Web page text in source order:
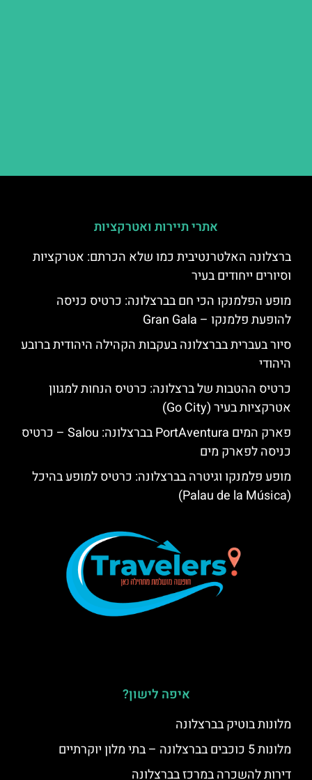
אתרי תיירות ואטרקציות
ברצלונה האלטרנטיבית כמו שלא הכרתם: אטרקציות
וסיורים ייחודים בעיר
מופע הפלמנקו הכי חם בברצלונה: כרטיס כניסה
להופעת פלמנקו – Gran Gala
סיור בעברית בברצלונה בעקבות הקהילה היהודית ברובע
היהודי
כרטיס ההטבות של ברצלונה: כרטיס הנחות למגוון
אטרקציות בעיר (Go City)
פארק המים PortAventura בברצלונה: Salou – כרטיס
כניסה לפארק מים
מופע פלמנקו וגיטרה בברצלונה: כרטיס למופע בהיכל
(Palau de la Música)
איפה לישון?
מלונות בוטיק בברצלונה
מלונות 5 כוכבים בברצלונה – בתי מלון יוקרתיים
דירות להשכרה במרכז בברצלונה